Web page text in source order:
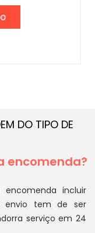
DO TIPO DE
encomenda?
incluir
envio tem de ser
serviço em 24